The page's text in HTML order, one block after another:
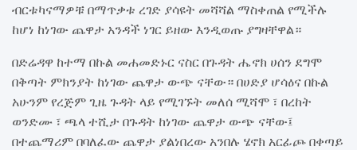
ብርቱካናማዎቹ በማጥቃቱ ረገድ ያሳዩት መሻሻል ማስቀጠል የሚችሉ
ከሆነ ከነገው ጨዋታ አንዳች ነገር ይዘው እንዲወጡ ያግዛቸዋል።
በድሬዳዋ ከተማ በኩል መሐመድኑር ናስር በጉዳት ሔኖክ ሀሰን ደግሞ
በቅጣት ምክንያት ከነገው ጨዋታ ውጭ ናቸው። በሀድያ ሆሳዕና በኩል
አሁንም የረጅም ጊዜ ጉዳት ላይ የሚገኙት መለሰ ሚሻሞ ፣ በረከት
ወንድሙ ፣ ጫላ ተሺታ በጉዳት ከነገው ጨዋታ ውጭ ናቸው፤
በተጨማሪም በባለፈው ጨዋታ ያልነበረው አንበሉ ሄኖክ አርፊጮ በቀጣይ